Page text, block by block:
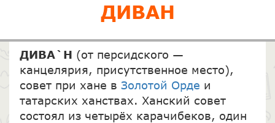
ДИВАН
ДИВА`Н (от персидского —
канцелярия, присутственное место),
совет при хане в Золотой Орде и
татарских ханствах. Ханский совет
состоял из четырёх карачибеков, один